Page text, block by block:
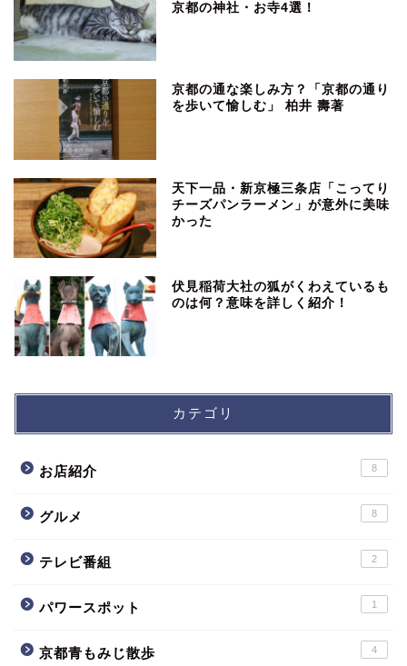
京都の神社・お寺4選！
京都の通な楽しみ方？「京都の通り
を歩いて愉しむ」 柏井 壽著
天下一品・新京極三条店「こってり
チーズパンラーメン」が意外に美味
かった
伏見稲荷大社の狐がくわえているも
のは何？意味を詳しく紹介！
カテゴリ
お店紹介 8
グルメ 8
テレビ番組 2
パワースポット 1
京都青もみじ散歩 4